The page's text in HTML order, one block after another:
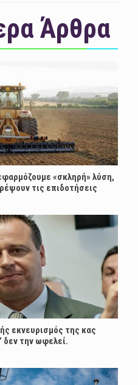
Άρθρα
«σκληρή» λύση,
τις επιδοτήσεις
εκνευρισμός της κας
δεν την ωφελεί.